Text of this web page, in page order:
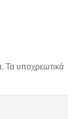
Τα υποχρεωτικά